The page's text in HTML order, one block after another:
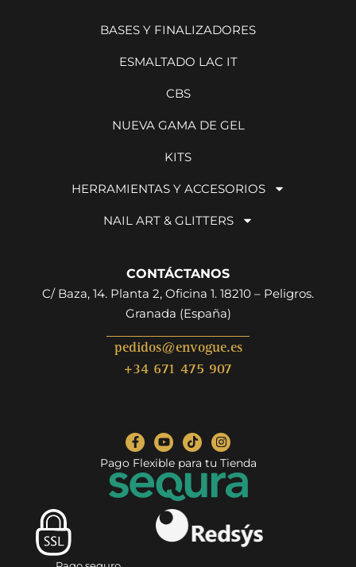
BASES Y FINALIZADORES
ESMALTADO LAC IT
CBS
NUEVA GAMA DE GEL
KITS
HERRAMIENTAS Y ACCESORIOS
NAIL ART & GLITTERS
CONTÁCTANOS
C/ Baza, 14. Planta 2, Oficina 1. 18210 – Peligros.
Granada (España)
pedidos@envogue.es
+34 671 475 907
Pago Flexible para tu Tienda